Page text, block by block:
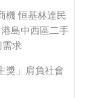
機 恒基林達民
島中西區二手
需求
獎」肩負社會